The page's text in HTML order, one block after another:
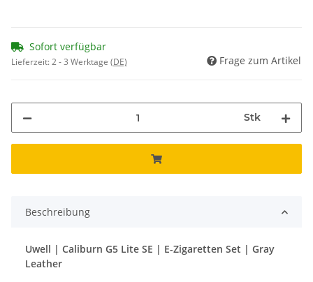
Sofort verfügbar
Lieferzeit:2 - 3 Werktage (DE) Frage zum Artikel
Stk
Beschreibung
Uwell | Caliburn G5 Lite SE | E-Zigaretten Set | Gray
Leather